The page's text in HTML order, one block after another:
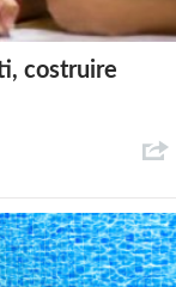
costruire